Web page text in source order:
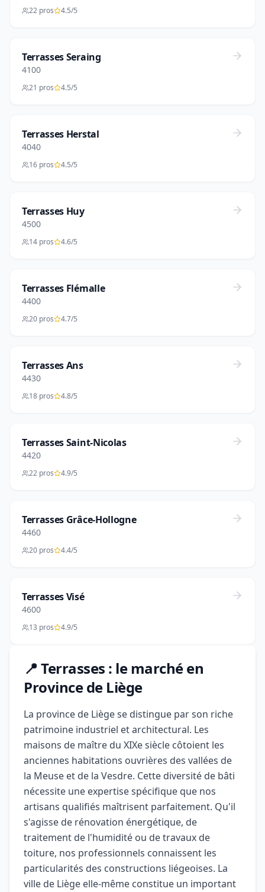
22 pros 4.5/5
Terrasses Seraing
4100
21 pros 4.5/5
Terrasses Herstal
4040
16 pros 4.5/5
Terrasses Huy
4500
14 pros 4.6/5
Terrasses Flémalle
4400
20 pros 4.7/5
Terrasses Ans
4430
18 pros 4.8/5
Terrasses Saint-Nicolas
4420
22 pros 4.9/5
Terrasses Grâce-Hollogne
4460
20 pros 4.4/5
Terrasses Visé
4600
13 pros 4.9/5
📍 Terrasses : le marché en
Province de Liège
La province de Liège se distingue par son riche
patrimoine industriel et architectural. Les
maisons de maître du XIXe siècle côtoient les
anciennes habitations ouvrières des vallées de
la Meuse et de la Vesdre. Cette diversité de bâti
nécessite une expertise spécifique que nos
artisans qualifiés maîtrisent parfaitement. Qu'il
s'agisse de rénovation énergétique, de
traitement de l'humidité ou de travaux de
toiture, nos professionnels connaissent les
particularités des constructions liégeoises. La
ville de Liège elle-même constitue un important